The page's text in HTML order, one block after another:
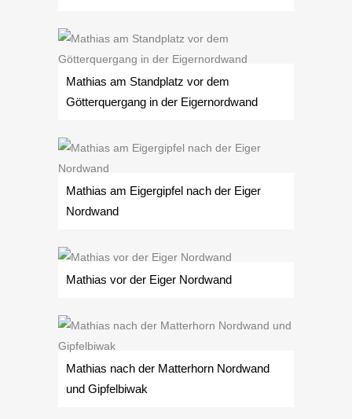
Mathias am Standplatz vor dem
Götterquergang in der Eigernordwand
Mathias am Eigergipfel nach der Eiger
Nordwand
Mathias vor der Eiger Nordwand
Mathias nach der Matterhorn Nordwand
und Gipfelbiwak